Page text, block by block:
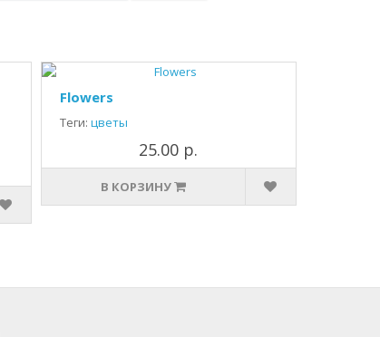
Flowers
Теги: цветы
25.00 р.
В КОРЗИНУ